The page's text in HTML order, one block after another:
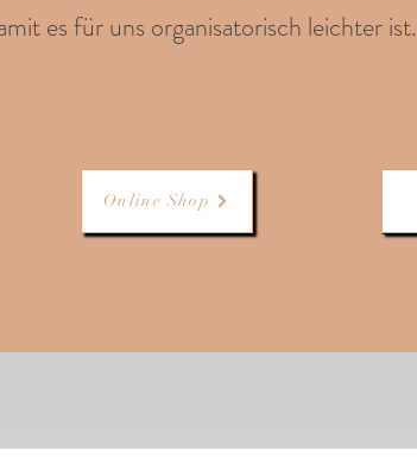
es für uns organisatorisch leichter ist.
Online Shop